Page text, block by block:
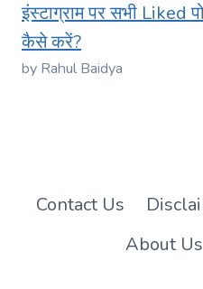
इंस्टाग्राम पर सभी Liked
कैसे करें?
by Rahul Baidya
Contact Us
About Us